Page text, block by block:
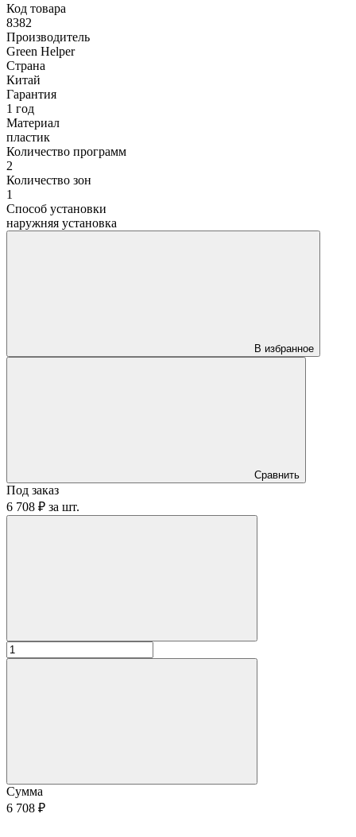
Код товара
8382
Производитель
Green Helper
Страна
Китай
Гарантия
1 год
Материал
пластик
Количество программ
2
Количество зон
1
Способ установки
наружняя установка
В избранное
Сравнить
Под заказ
6 708 ₽ за шт.
Сумма
6 708 ₽